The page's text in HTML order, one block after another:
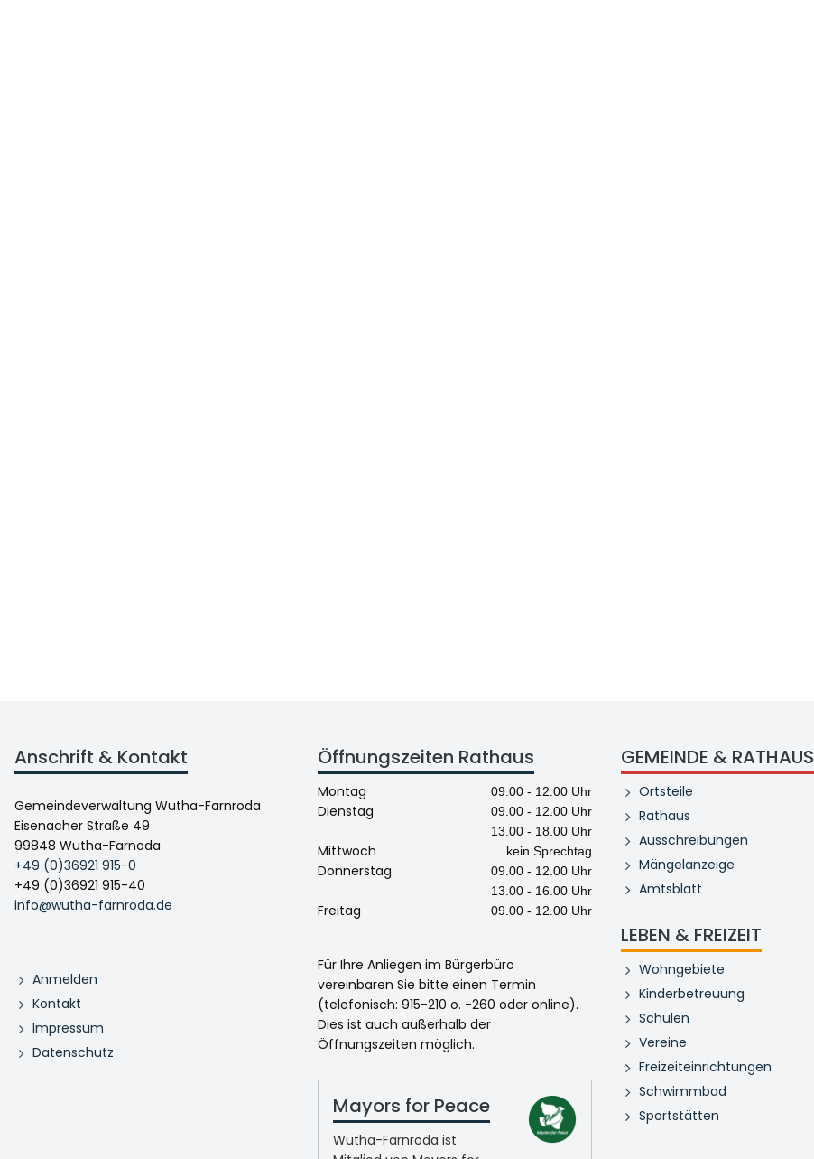
Anschrift & Kontakt
Gemeindeverwaltung Wutha-Farnroda
Eisenacher Straße 49
99848 Wutha-Farnoda
+49 (0)36921 915-0
+49 (0)36921 915-40
info@wutha-farnroda.de
Anmelden
Kontakt
Impressum
Datenschutz
Öffnungszeiten Rathaus
Montag 09.00 - 12.00 Uhr
Dienstag
09.00 - 12.00 Uhr
13.00 - 18.00 Uhr
Mittwoch kein Sprechtag
Donnerstag
09.00 - 12.00 Uhr
13.00 - 16.00 Uhr
Freitag 09.00 - 12.00 Uhr
Für Ihre Anliegen im Bürgerbüro
vereinbaren Sie bitte einen Termin
(telefonisch: 915-210 o. -260 oder online).
Dies ist auch außerhalb der
Öffnungszeiten möglich.
Mayors for Peace
Wutha-Farnroda ist
GEMEINDE & RATHAUS
Ortsteile
Rathaus
Ausschreibungen
Mängelanzeige
Amtsblatt
LEBEN & FREIZEIT
Wohngebiete
Kinderbetreuung
Schulen
Vereine
Freizeiteinrichtungen
Schwimmbad
Sportstätten